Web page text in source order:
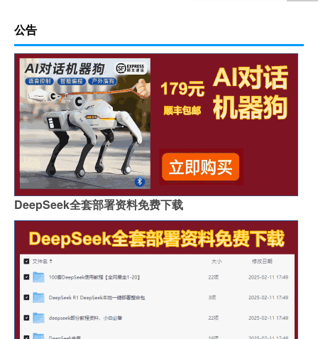
公告
DeepSeek全套部署资料免费下载